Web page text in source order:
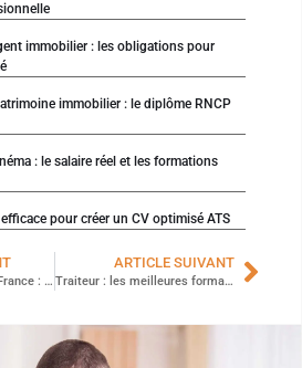
immobilier : les obligations pour
immobilier : le diplôme RNCP
: le salaire réel et les formations
pour créer un CV optimisé ATS
Le portage salarial en France : focus sur La Rochelle
ARTICLE SUIVANT
Traiteur : les meilleures formations pour transformer votre passion en carrière